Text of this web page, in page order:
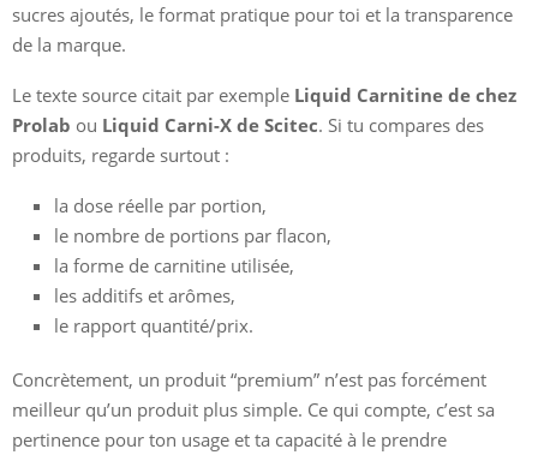
sucres ajoutés, le format pratique pour toi et la transparence
de la marque.
Le texte source citait par exemple Liquid Carnitine de chez
Prolab ou Liquid Carni-X de Scitec. Si tu compares des
produits, regarde surtout :
la dose réelle par portion,
le nombre de portions par flacon,
la forme de carnitine utilisée,
les additifs et arômes,
le rapport quantité/prix.
Concrètement, un produit “premium” n’est pas forcément
meilleur qu’un produit plus simple. Ce qui compte, c’est sa
pertinence pour ton usage et ta capacité à le prendre